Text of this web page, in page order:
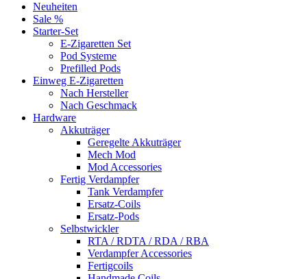
Neuheiten
Sale %
Starter-Set
E-Zigaretten Set
Pod Systeme
Prefilled Pods
Einweg E-Zigaretten
Nach Hersteller
Nach Geschmack
Hardware
Akkuträger
Geregelte Akkuträger
Mech Mod
Mod Accessories
Fertig Verdampfer
Tank Verdampfer
Ersatz-Coils
Ersatz-Pods
Selbstwickler
RTA / RDTA / RDA / RBA
Verdampfer Accessories
Fertigcoils